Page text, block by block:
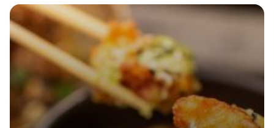
vertailemaan vaihtoehtoja ja tuottamaan ideoita.
Seuraava askel kuluttajan ostopolussa voi olla vielä
merkittävämpi. Mitä tapahtuu, kun tekoäly ei
ainoastaan vastaa kysymyksiin, vaan auttaa
kuluttajaa valitsemaan tuotteen, vertailemaan
hintoja, arvioimaan vaihtoehtoja – ja tulevaisuudessa
mahdollisesti myös tekemään ostoksen kuluttajan
puolest…